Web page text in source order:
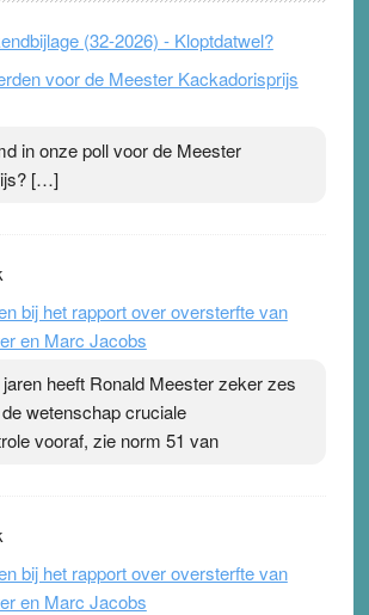
hopen ermee hun hartslag te verlagen
opnemen. Daarop heeft zo’n
Maar het gevoel ‘makkelijker te
in de topspsort › [...]
(32-2026) - Kloptdatwel?
voor de Meester Kackadorisprijs
in onze poll voor de Meester
[…]
bij het rapport over oversterfte van
en Marc Jacobs
heeft Ronald Meester zeker zes
wetenschap cruciale
vooraf, zie norm 51 van
bij het rapport over oversterfte van
en Marc Jacobs